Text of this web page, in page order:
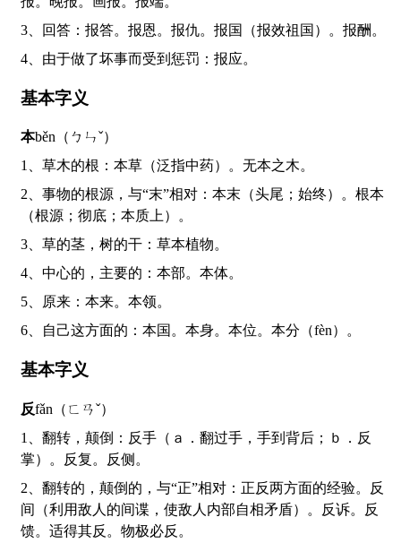
3、回答：报答。报恩。报仇。报国（报效祖国）。报酬。
4、由于做了坏事而受到惩罚：报应。
基本字义
本běn（ㄅㄣˇ）
1、草木的根：本草（泛指中药）。无本之木。
2、事物的根源，与“末”相对：本末（头尾；始终）。根本
（根源；彻底；本质上）。
3、草的茎，树的干：草本植物。
4、中心的，主要的：本部。本体。
5、原来：本来。本领。
6、自己这方面的：本国。本身。本位。本分（fèn）。
基本字义
反fǎn（ㄈㄢˇ）
1、翻转，颠倒：反手（ａ．翻过手，手到背后；ｂ．反
掌）。反复。反侧。
2、翻转的，颠倒的，与“正”相对：正反两方面的经验。反
间（利用敌人的间谍，使敌人内部自相矛盾）。反诉。反
馈。适得其反。物极必反。